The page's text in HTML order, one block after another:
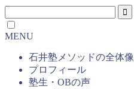
MENU
石井塾メソッドの全体像
プロフィール
塾生・OBの声